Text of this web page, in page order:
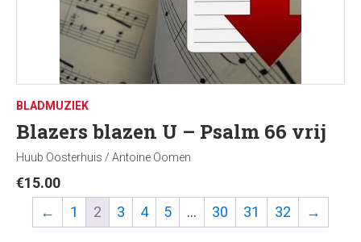
BLADMUZIEK
Blazers blazen U – Psalm 66 vrij
Huub Oosterhuis / Antoine Oomen
€15.00
←
1 2 3 4 5 … 30 31 32 →